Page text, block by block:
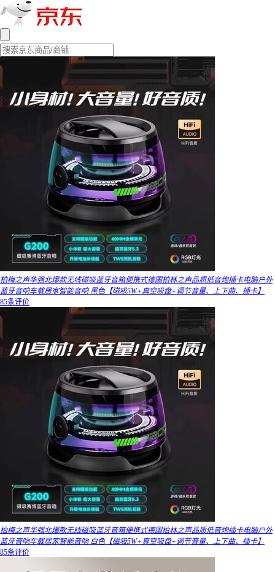
柏梅之声华强北爆款无线磁吸蓝牙音箱便携式德国柏林之声品质低音炮插卡电脑户外
蓝牙音响车载居家智能音响 黑色【磁吸5W+真空吸盘+调节音量、上下曲、插卡】
85条评价
柏梅之声华强北爆款无线磁吸蓝牙音箱便携式德国柏林之声品质低音炮插卡电脑户外
蓝牙音响车载居家智能音响 白色【磁吸5W+真空吸盘+调节音量、上下曲、插卡】
85条评价